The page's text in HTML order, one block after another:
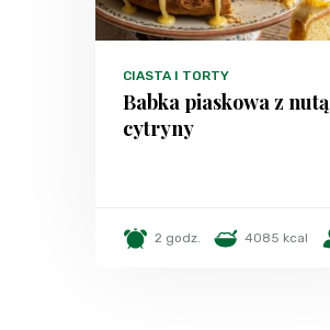
CIASTA I TORTY
Babka piaskowa z nutą
cytryny
2 godz. 4085 kcal